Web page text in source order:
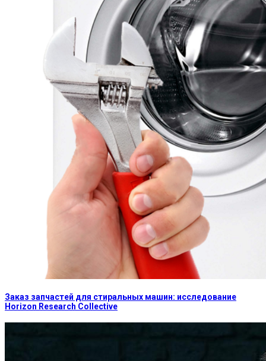
Заказ запчастей для стиральных машин: исследование
Horizon Research Collective